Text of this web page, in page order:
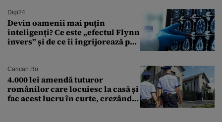
Digi24
Devin oamenii mai puțin
inteligenți? Ce este „efectul Flynn
invers” și de ce îi îngrijorează pe
Cancan.ro
4.000 lei amendă tuturor
românilor care locuiesc la casă și
fac acest lucru în curte, crezând